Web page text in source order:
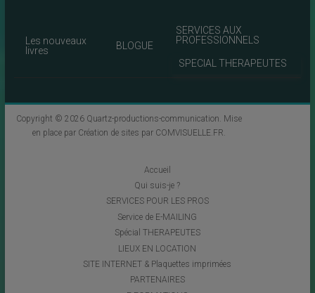
Les nouveaux
livres
BLOGUE
SERVICES AUX
PROFESSIONNELS
SPECIAL THERAPEUTES
Copyright © 2026 Quartz-productions-communication. Mise
en place par Création de sites par COMVISUELLE.FR.
Accueil
Qui suis-je ?
SERVICES POUR LES PROS
Service de E-MAILING
Spécial THERAPEUTES
LIEUX EN LOCATION
SITE INTERNET & Plaquettes imprimées
PARTENAIRES